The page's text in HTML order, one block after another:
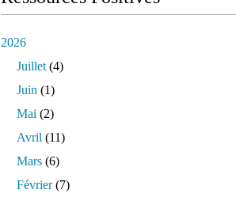
2026
Juillet (4)
Juin (1)
Mai (2)
Avril (11)
Mars (6)
Février(7)